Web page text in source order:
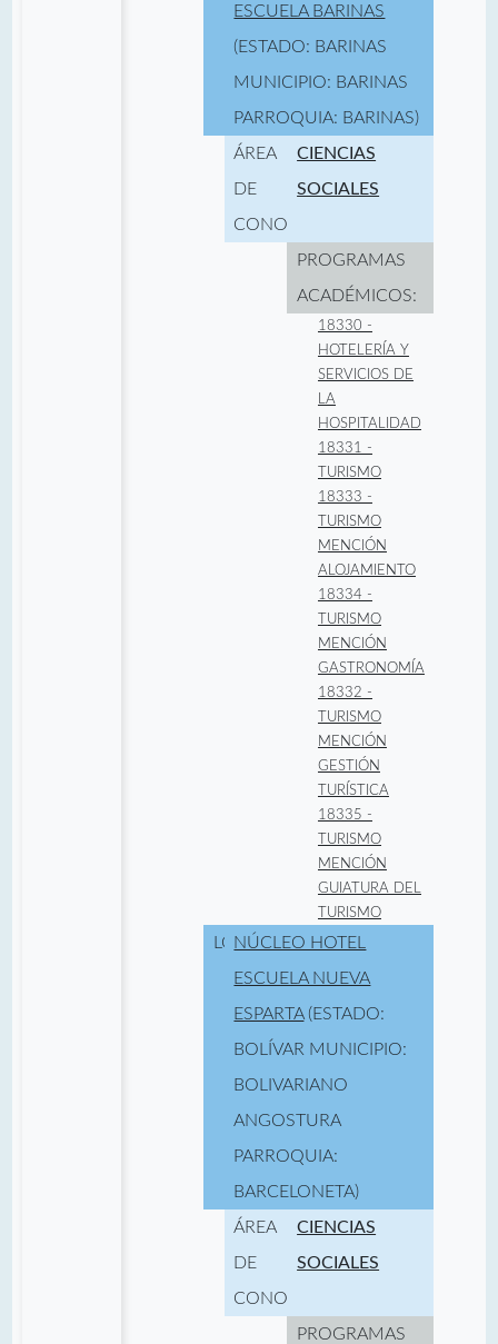
ESCUELA BARINAS
(ESTADO: BARINAS
MUNICIPIO: BARINAS
PARROQUIA: BARINAS)
ÁREA
DE
CONOCIMIENTO:
CIENCIAS
SOCIALES
PROGRAMAS
ACADÉMICOS:
18330 -
HOTELERÍA Y
SERVICIOS DE
LA
HOSPITALIDAD
18331 -
TURISMO
18333 -
TURISMO
MENCIÓN
ALOJAMIENTO
18334 -
TURISMO
MENCIÓN
GASTRONOMÍA
18332 -
TURISMO
MENCIÓN
GESTIÓN
TURÍSTICA
18335 -
TURISMO
MENCIÓN
GUIATURA DEL
TURISMO
LOCALIDAD:
NÚCLEO HOTEL
ESCUELA NUEVA
ESPARTA(ESTADO:
BOLÍVAR MUNICIPIO:
BOLIVARIANO
ANGOSTURA
PARROQUIA:
BARCELONETA)
ÁREA
DE
CONOCIMIENTO:
CIENCIAS
SOCIALES
PROGRAMAS